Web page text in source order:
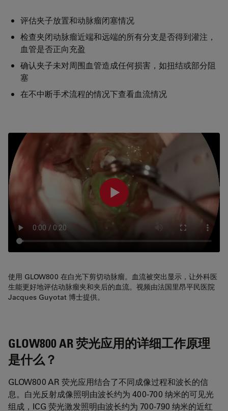
评估夹子放置和动脉瘤闭塞情况
检查夹闭动脉瘤近端和远端的所有分支是否得到灌注，
血管是否正向充盈
确认夹子未对周围血管造成任何损害，如扭结或部分阻
塞
在不中断手术流程的情况下查看血流情况
使用 GLOW800 在白光下剪切动脉瘤。血流被突出显示，让外科医
生能更好地评估动脉瘤夹和夹后的血流。视频由法国里昂平民医院
Jacques Guyotat 博士提供。
GLOW800 AR 荧光应用的详细工作原理
是什么？
GLOW800 AR 荧光应用结合了不同成像过程和波长的信
息。白光反射成像照明由波长约为 400-700 纳米的可见光
组成，ICG 荧光激发照明由波长约为 700-790 纳米的近红